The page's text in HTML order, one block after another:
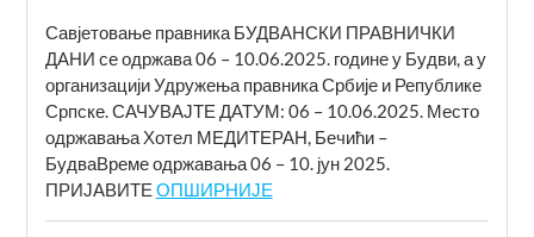
Савјетовање правника БУДВАНСКИ ПРАВНИЧКИ
ДАНИ се одржава 06 – 10.06.2025. године у Будви, а у
организацији Удружења правника Србије и Републике
Српске. САЧУВАЈТЕ ДАТУМ: 06 – 10.06.2025. Место
одржавања Хотел МЕДИТЕРАН, Бечићи –
БудваВреме одржавања 06 – 10. јун 2025.
ПРИЈАВИТЕ ОПШИРНИЈЕ